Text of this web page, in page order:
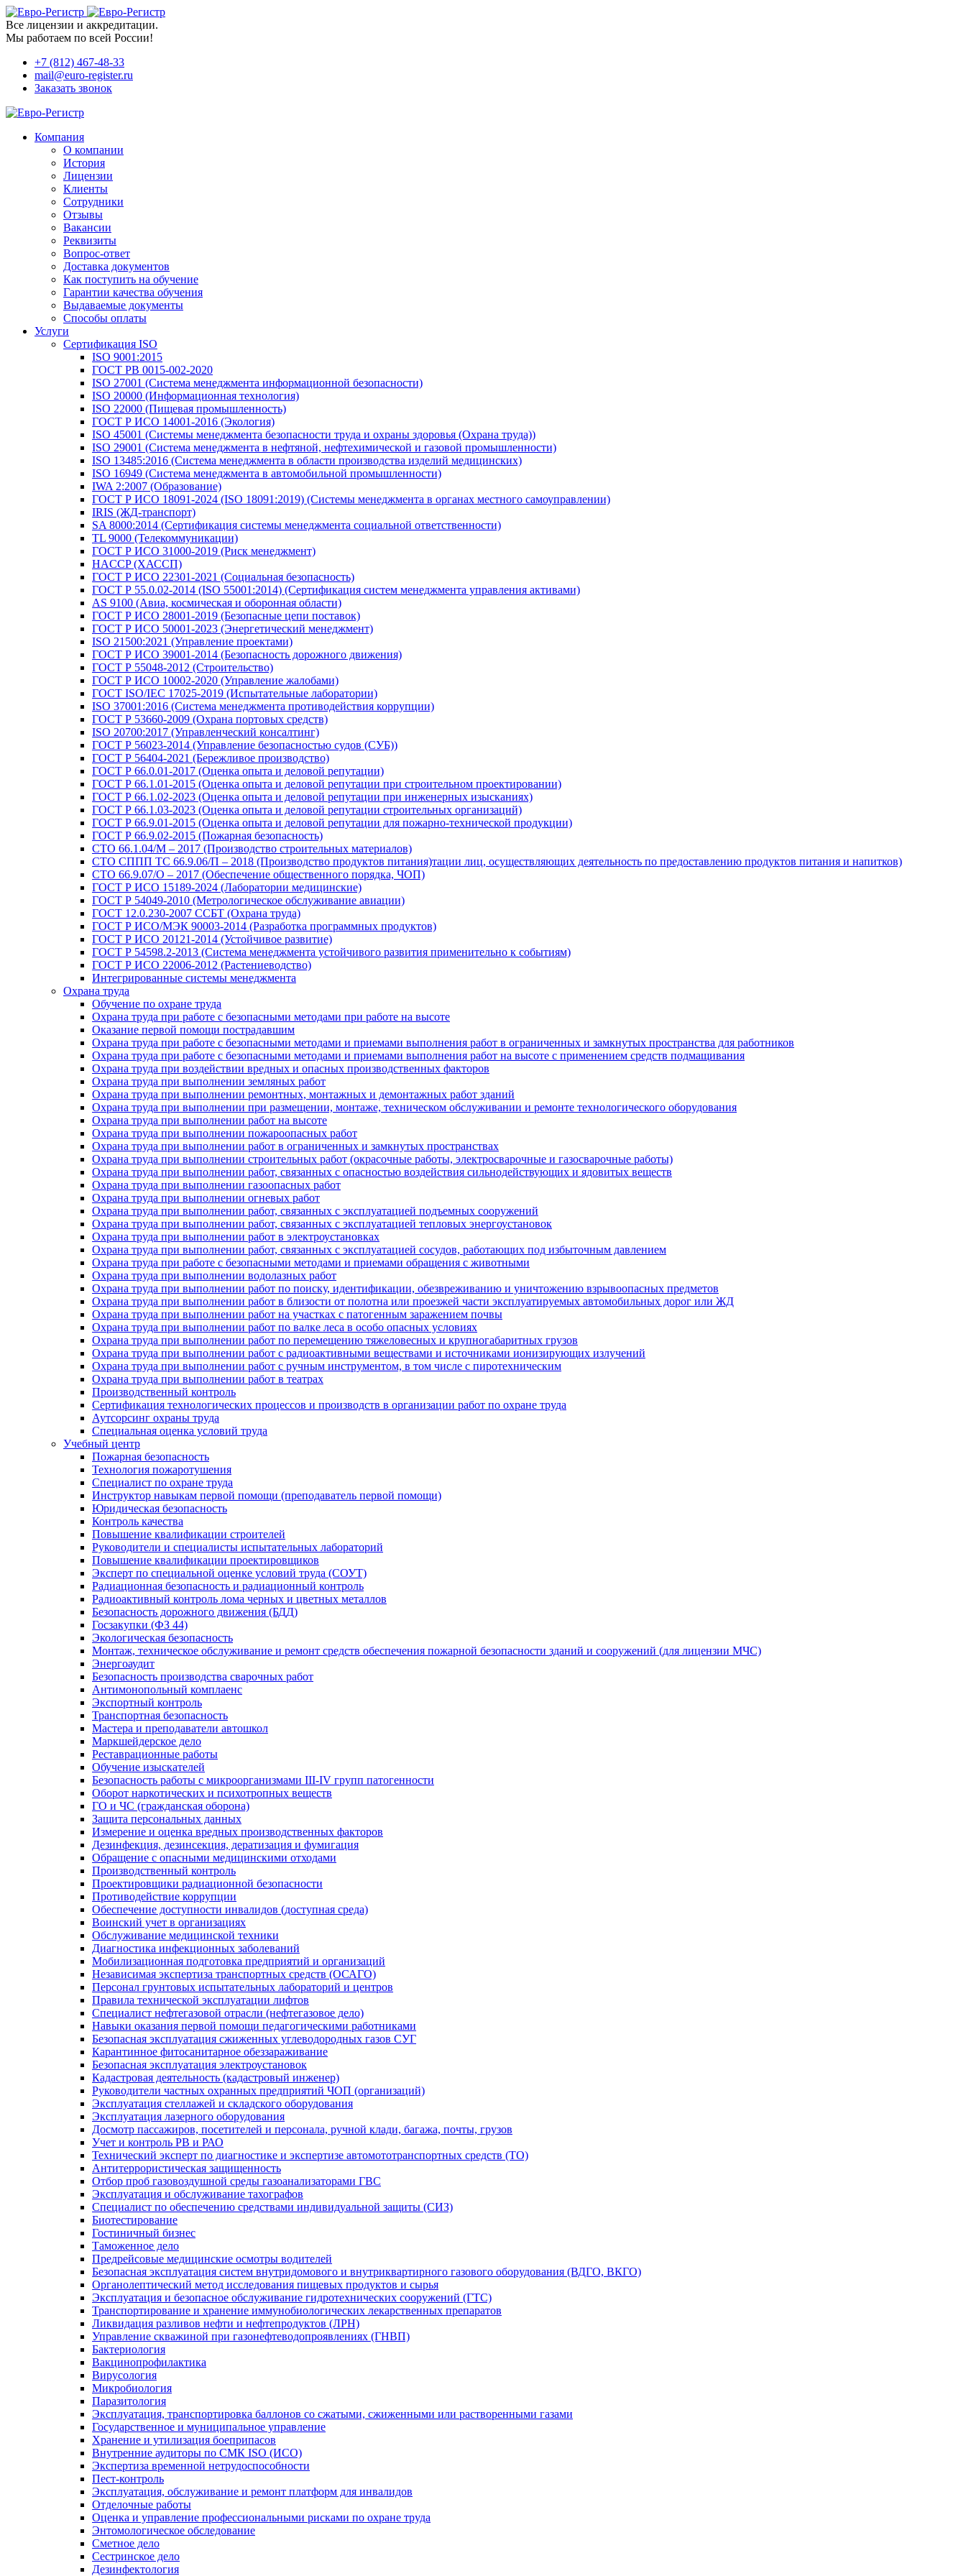
Все лицензии и аккредитации.
Мы работаем по всей России!
+7 (812) 467-48-33
mail@euro-register.ru
Заказать звонок
Компания
О компании
История
Лицензии
Клиенты
Сотрудники
Отзывы
Вакансии
Реквизиты
Вопрос-ответ
Доставка документов
Как поступить на обучение
Гарантии качества обучения
Выдаваемые документы
Способы оплаты
Услуги
Сертификация ISO
ISO 9001:2015
ГОСТ РВ 0015-002-2020
ISO 27001 (Система менеджмента информационной безопасности)
ISO 20000 (Информационная технология)
ISO 22000 (Пищевая промышленность)
ГОСТ Р ИСО 14001-2016 (Экология)
ISO 45001 (Системы менеджмента безопасности труда и охраны здоровья (Охрана труда))
ISO 29001 (Система менеджмента в нефтяной, нефтехимической и газовой промышленности)
ISO 13485:2016 (Система менеджмента в области производства изделий медицинских)
ISO 16949 (Система менеджмента в автомобильной промышленности)
IWA 2:2007 (Образование)
ГОСТ Р ИСО 18091-2024 (ISO 18091:2019) (Системы менеджмента в органах местного самоуправлении)
IRIS (ЖД-транспорт)
SA 8000:2014 (Сертификация системы менеджмента социальной ответственности)
TL 9000 (Телекоммуникации)
ГОСТ Р ИСО 31000-2019 (Риск менеджмент)
HACCP (ХАССП)
ГОСТ Р ИСО 22301-2021 (Социальная безопасность)
ГОСТ Р 55.0.02-2014 (ISO 55001:2014) (Сертификация систем менеджмента управления активами)
AS 9100 (Авиа, космическая и оборонная области)
ГОСТ Р ИСО 28001-2019 (Безопасные цепи поставок)
ГОСТ Р ИСО 50001-2023 (Энергетический менеджмент)
ISO 21500:2021 (Управление проектами)
ГОСТ Р ИСО 39001-2014 (Безопасность дорожного движения)
ГОСТ Р 55048-2012 (Строительство)
ГОСТ Р ИСО 10002-2020 (Управление жалобами)
ГОСТ ISO/IEC 17025-2019 (Испытательные лаборатории)
ISO 37001:2016 (Система менеджмента противодействия коррупции)
ГОСТ Р 53660-2009 (Охрана портовых средств)
ISO 20700:2017 (Управленческий консалтинг)
ГОСТ Р 56023-2014 (Управление безопасностью судов (СУБ))
ГОСТ Р 56404-2021 (Бережливое производство)
ГОСТ Р 66.0.01-2017 (Оценка опыта и деловой репутации)
ГОСТ Р 66.1.01-2015 (Оценка опыта и деловой репутации при строительном проектировании)
ГОСТ Р 66.1.02-2023 (Оценка опыта и деловой репутации при инженерных изысканиях)
ГОСТ Р 66.1.03-2023 (Оценка опыта и деловой репутации строительных организаций)
ГОСТ Р 66.9.01-2015 (Оценка опыта и деловой репутации для пожарно-технической продукции)
ГОСТ Р 66.9.02-2015 (Пожарная безопасность)
СТО 66.1.04/М – 2017 (Производство строительных материалов)
СТО СППП ТС 66.9.06/П – 2018 (Производство продуктов питания)тации лиц, осуществляющих деятельность по предоставлению продуктов питания и напитков)
СТО 66.9.07/О – 2017 (Обеспечение общественного порядка, ЧОП)
ГОСТ Р ИСО 15189-2024 (Лаборатории медицинские)
ГОСТ Р 54049-2010 (Метрологическое обслуживание авиации)
ГОСТ 12.0.230-2007 ССБТ (Охрана труда)
ГОСТ Р ИСО/МЭК 90003-2014 (Разработка программных продуктов)
ГОСТ Р ИСО 20121-2014 (Устойчивое развитие)
ГОСТ Р 54598.2-2013 (Система менеджмента устойчивого развития применительно к событиям)
ГОСТ Р ИСО 22006-2012 (Растениеводство)
Интегрированные системы менеджмента
Охрана труда
Обучение по охране труда
Охрана труда при работе с безопасными методами при работе на высоте
Оказание первой помощи пострадавшим
Охрана труда при работе с безопасными методами и приемами выполнения работ в ограниченных и замкнутых пространства для работников
Охрана труда при работе с безопасными методами и приемами выполнения работ на высоте с применением средств подмащивания
Охрана труда при воздействии вредных и опасных производственных факторов
Охрана труда при выполнении земляных работ
Охрана труда при выполнении ремонтных, монтажных и демонтажных работ зданий
Охрана труда при выполнении при размещении, монтаже, техническом обслуживании и ремонте технологического оборудования
Охрана труда при выполнении работ на высоте
Охрана труда при выполнении пожароопасных работ
Охрана труда при выполнении работ в ограниченных и замкнутых пространствах
Охрана труда при выполнении строительных работ (окрасочные работы, электросварочные и газосварочные работы)
Охрана труда при выполнении работ, связанных с опасностью воздействия сильнодействующих и ядовитых веществ
Охрана труда при выполнении газоопасных работ
Охрана труда при выполнении огневых работ
Охрана труда при выполнении работ, связанных с эксплуатацией подъемных сооружений
Охрана труда при выполнении работ, связанных с эксплуатацией тепловых энергоустановок
Охрана труда при выполнении работ в электроустановках
Охрана труда при выполнении работ, связанных с эксплуатацией сосудов, работающих под избыточным давлением
Охрана труда при работе с безопасными методами и приемами обращения с животными
Охрана труда при выполнении водолазных работ
Охрана труда при выполнении работ по поиску, идентификации, обезвреживанию и уничтожению взрывоопасных предметов
Охрана труда при выполнении работ в близости от полотна или проезжей части эксплуатируемых автомобильных дорог или ЖД
Охрана труда при выполнении работ на участках с патогенным заражением почвы
Охрана труда при выполнении работ по валке леса в особо опасных условиях
Охрана труда при выполнении работ по перемещению тяжеловесных и крупногабаритных грузов
Охрана труда при выполнении работ с радиоактивными веществами и источниками ионизирующих излучений
Охрана труда при выполнении работ с ручным инструментом, в том числе с пиротехническим
Охрана труда при выполнении работ в театрах
Производственный контроль
Сертификация технологических процессов и производств в организации работ по охране труда
Аутсорсинг охраны труда
Специальная оценка условий труда
Учебный центр
Пожарная безопасность
Технология пожаротушения
Специалист по охране труда
Инструктор навыкам первой помощи (преподаватель первой помощи)
Юридическая безопасность
Контроль качества
Повышение квалификации строителей
Руководители и специалисты испытательных лабораторий
Повышение квалификации проектировщиков
Эксперт по специальной оценке условий труда (СОУТ)
Радиационная безопасность и радиационный контроль
Радиоактивный контроль лома черных и цветных металлов
Безопасность дорожного движения (БДД)
Госзакупки (ФЗ 44)
Экологическая безопасность
Монтаж, техническое обслуживание и ремонт средств обеспечения пожарной безопасности зданий и сооружений (для лицензии МЧС)
Энергоаудит
Безопасность производства сварочных работ
Антимонопольный комплаенс
Экспортный контроль
Транспортная безопасность
Мастера и преподаватели автошкол
Маркшейдерское дело
Реставрационные работы
Обучение изыскателей
Безопасность работы с микроорганизмами III-IV групп патогенности
Оборот наркотических и психотропных веществ
ГО и ЧС (гражданская оборона)
Защита персональных данных
Измерение и оценка вредных производственных факторов
Дезинфекция, дезинсекция, дератизация и фумигация
Обращение с опасными медицинскими отходами
Производственный контроль
Проектировщики радиационной безопасности
Противодействие коррупции
Обеспечение доступности инвалидов (доступная среда)
Воинский учет в организациях
Обслуживание медицинской техники
Диагностика инфекционных заболеваний
Мобилизационная подготовка предприятий и организаций
Независимая экспертиза транспортных средств (ОСАГО)
Персонал грунтовых испытательных лабораторий и центров
Правила технической эксплуатации лифтов
Специалист нефтегазовой отрасли (нефтегазовое дело)
Навыки оказания первой помощи педагогическими работниками
Безопасная эксплуатация сжиженных углеводородных газов СУГ
Карантинное фитосанитарное обеззараживание
Безопасная эксплуатация электроустановок
Кадастровая деятельность (кадастровый инженер)
Руководители частных охранных предприятий ЧОП (организаций)
Эксплуатация стеллажей и складского оборудования
Эксплуатация лазерного оборудования
Досмотр пассажиров, посетителей и персонала, ручной клади, багажа, почты, грузов
Учет и контроль РВ и РАО
Технический эксперт по диагностике и экспертизе автомототранспортных средств (ТО)
Антитеррористическая защищенность
Отбор проб газовоздушной среды газоанализаторами ГВС
Эксплуатация и обслуживание тахографов
Специалист по обеспечению средствами индивидуальной защиты (СИЗ)
Биотестирование
Гостиничный бизнес
Таможенное дело
Предрейсовые медицинские осмотры водителей
Безопасная эксплуатация систем внутридомового и внутриквартирного газового оборудования (ВДГО, ВКГО)
Органолептический метод исследования пищевых продуктов и сырья
Эксплуатация и безопасное обслуживание гидротехнических сооружений (ГТС)
Транспортирование и хранение иммунобиологических лекарственных препаратов
Ликвидация разливов нефти и нефтепродуктов (ЛРН)
Управление скважиной при газонефтеводопроявлениях (ГНВП)
Бактериология
Вакцинопрофилактика
Вирусология
Микробиология
Паразитология
Эксплуатация, транспортировка баллонов со сжатыми, сжиженными или растворенными газами
Государственное и муниципальное управление
Хранение и утилизация боеприпасов
Внутренние аудиторы по СМК ISO (ИСО)
Экспертиза временной нетрудоспособности
Пест-контроль
Эксплуатация, обслуживание и ремонт платформ для инвалидов
Отделочные работы
Оценка и управление профессиональными рисками по охране труда
Энтомологическое обследование
Сметное дело
Сестринское дело
Дезинфектология